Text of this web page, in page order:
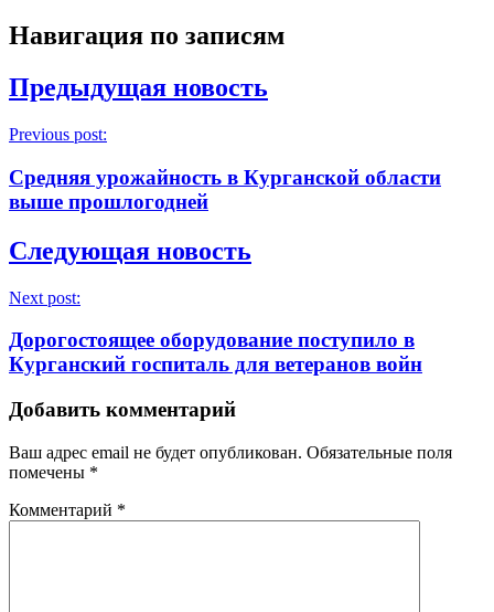
Навигация по записям
Предыдущая новость
Previous post:
Средняя урожайность в Курганской области
выше прошлогодней
Следующая новость
Next post:
Дорогостоящее оборудование поступило в
Курганский госпиталь для ветеранов войн
Добавить комментарий
Ваш адрес email не будет опубликован. Обязательные поля
помечены *
Комментарий *